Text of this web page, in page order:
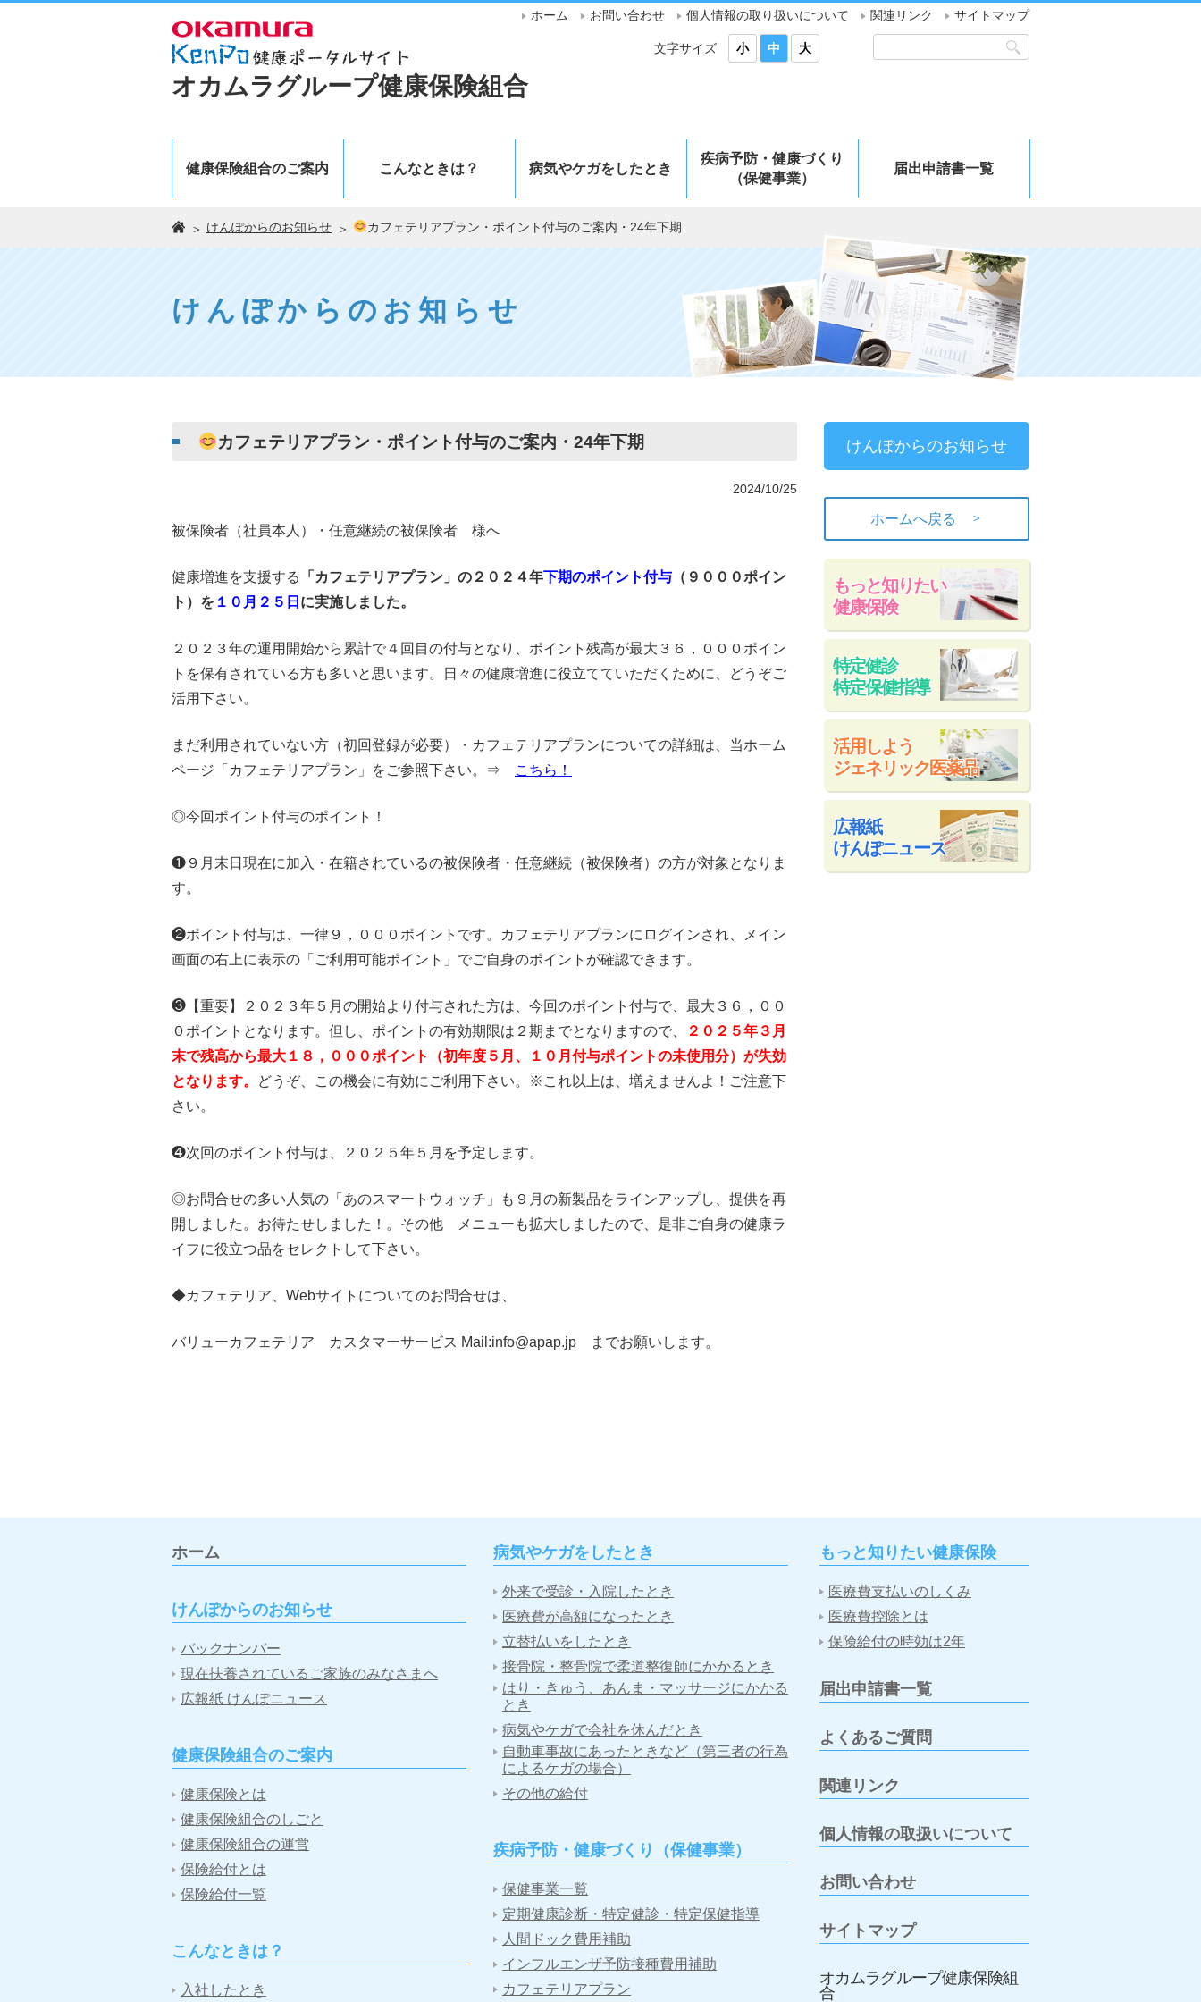
オカムラグループ健康保険組合
ホーム お問い合わせ 個人情報の取り扱いについて 関連リンク サイトマップ
文字サイズ 小 中 大
健康保険組合のご案内 こんなときは？ 病気やケガをしたとき
疾病予防・健康づくり
（保健事業）
届出申請書一覧
けんぽからのお知らせ カフェテリアプラン・ポイント付与のご案内・24年下期
けんぽからのお知らせ
カフェテリアプラン・ポイント付与のご案内・24年下期
2024/10/25
被保険者（社員本人）・任意継続の被保険者 様へ
健康増進を支援する 「カフェテリアプラン」の２０２４年下期のポイント付与 （９０００ポイン
ト）を １０月２５日 に実施しました。
２０２３年の運用開始から累計で４回目の付与となり、ポイント残高が最大３６，０００ポイン
トを保有されている方も多いと思います。日々の健康増進に役立てていただくために、どうぞご
活用下さい。
まだ利用されていない方（初回登録が必要）・カフェテリアプランについての詳細は、当ホーム
ページ「カフェテリアプラン」をご参照下さい。⇒
こちら！
◎今回ポイント付与のポイント！
❶９月末日現在に加入・在籍されているの被保険者・任意継続（被保険者）の方が対象となりま
す。
❷ポイント付与は、一律９，０００ポイントです。カフェテリアプランにログインされ、メイン
画面の右上に表示の「ご利用可能ポイント」でご自身のポイントが確認できます。
❸【重要】２０２３年５月の開始より付与された方は、今回のポイント付与で、最大３６，００
０ポイントとなります。但し、ポイントの有効期限は２期までとなりますので、
２０２５年３月
末で残高から最大１８，０００ポイント（初年度５月、１０月付与ポイントの未使用分）が失効
となります。
どうぞ、この機会に有効にご利用下さい。※これ以上は、増えませんよ！ご注意下
さい。
❹次回のポイント付与は、２０２５年５月を予定します。
◎お問合せの多い人気の「あのスマートウォッチ」も９月の新製品をラインアップし、提供を再
開しました。お待たせしました！。その他 メニューも拡大しましたので、是非ご自身の健康ラ
イフに役立つ品をセレクトして下さい。
◆カフェテリア、Webサイトについてのお問合せは、
バリューカフェテリア カスタマーサービス Mail:info@apap.jp までお願いします。
けんぽからのお知らせ
ホームへ戻る ＞
もっと知りたい
健康保険
特定健診
特定保健指導
活用しよう
ジェネリック医薬品
広報紙
けんぽニュース
ホーム
けんぽからのお知らせ
バックナンバー
現在扶養されているご家族のみなさまへ
広報紙 けんぽニュース
健康保険組合のご案内
健康保険とは
健康保険組合のしごと
健康保険組合の運営
保険給付とは
保険給付一覧
こんなときは？
入社したとき
病気やケガをしたとき
外来で受診・入院したとき
医療費が高額になったとき
立替払いをしたとき
接骨院・整骨院で柔道整復師にかかるとき
はり・きゅう、あんま・マッサージにかかる
とき
病気やケガで会社を休んだとき
自動車事故にあったときなど（第三者の行為
によるケガの場合）
その他の給付
疾病予防・健康づくり（保健事業）
保健事業一覧
定期健康診断・特定健診・特定保健指導
人間ドック費用補助
インフルエンザ予防接種費用補助
カフェテリアプラン
もっと知りたい健康保険
医療費支払いのしくみ
医療費控除とは
保険給付の時効は2年
届出申請書一覧
よくあるご質問
関連リンク
個人情報の取扱いについて
お問い合わせ
サイトマップ
オカムラグループ健康保険組
合